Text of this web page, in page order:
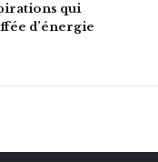
qui
d’énergie